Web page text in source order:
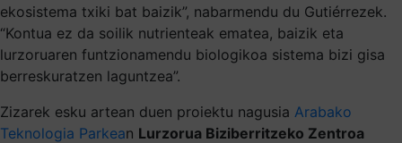
ekosistema txiki bat baizik”, nabarmendu du Gutiérrezek.
“Kontua ez da soilik nutrienteak ematea, baizik eta
lurzoruaren funtzionamendu biologikoa sistema bizi gisa
berreskuratzen laguntzea”.
Zizarek esku artean duen proiektu nagusia Arabako
Teknologia Parkean Lurzorua Biziberritzeko Zentroa